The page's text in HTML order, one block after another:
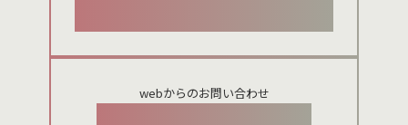
webからのお問い合わせ